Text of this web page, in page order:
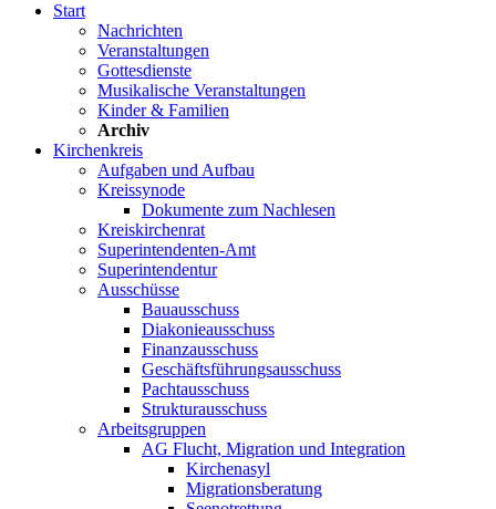
Start
Nachrichten
Veranstaltungen
Gottesdienste
Musikalische Veranstaltungen
Kinder & Familien
Archiv
Kirchenkreis
Aufgaben und Aufbau
Kreissynode
Dokumente zum Nachlesen
Kreiskirchenrat
Superintendenten-Amt
Superintendentur
Ausschüsse
Bauausschuss
Diakonieausschuss
Finanzausschuss
Geschäftsführungsausschuss
Pachtausschuss
Strukturausschuss
Arbeitsgruppen
AG Flucht, Migration und Integration
Kirchenasyl
Migrationsberatung